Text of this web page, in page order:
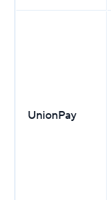
UnionPay